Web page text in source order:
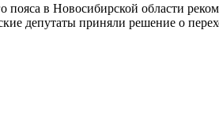
в Новосибирской области
депутаты приняли решение о